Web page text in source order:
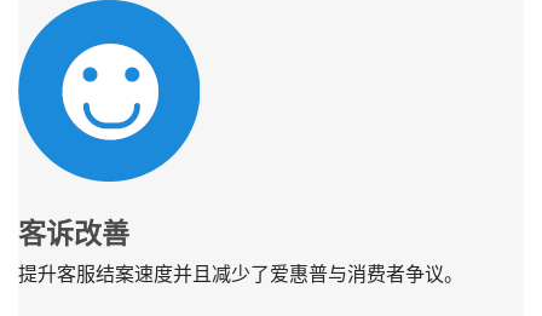
客诉改善
提升客服结案速度并且减少了爱惠普与消费者争议。